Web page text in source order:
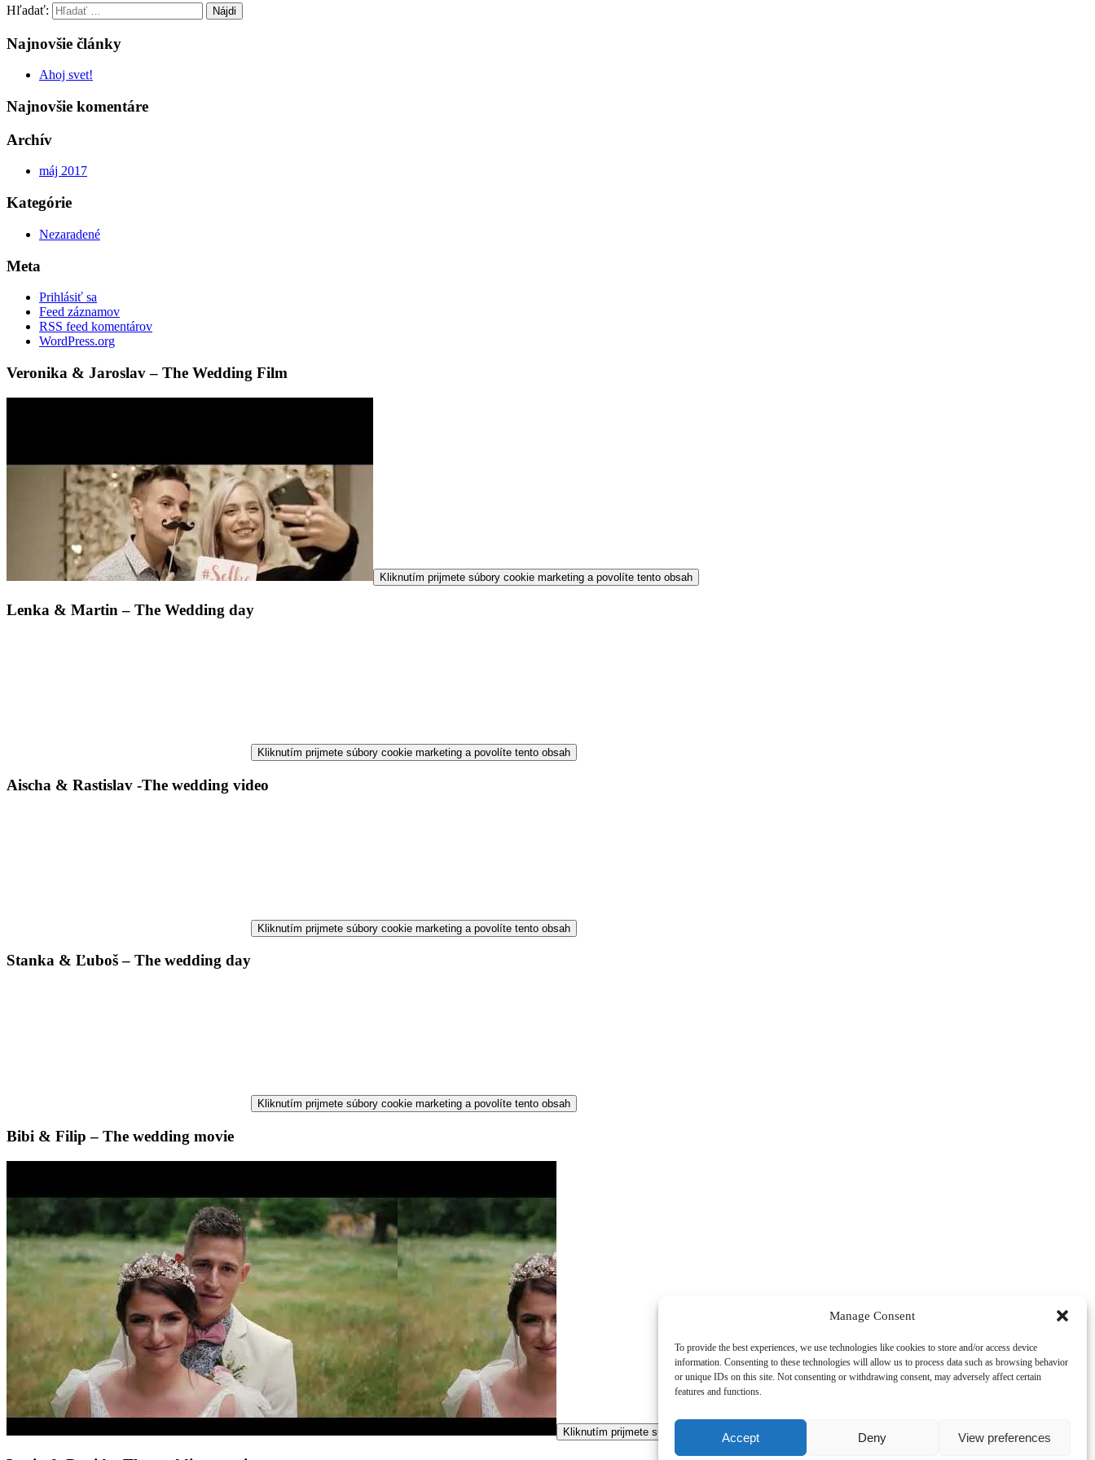
Manage Consent
To provide the best experiences, we use technologies like cookies to store and/or access device
information. Consenting to these technologies will allow us to process data such as browsing behavior
or unique IDs on this site. Not consenting or withdrawing consent, may adversely affect certain
features and functions.
Accept Deny View preferences
Hľadať:
Najnovšie články
Ahoj svet!
Najnovšie komentáre
Archív
máj 2017
Kategórie
Nezaradené
Meta
Prihlásiť sa
Feed záznamov
RSS feed komentárov
WordPress.org
Veronika & Jaroslav – The Wedding Film
Kliknutím prijmete súbory cookie marketing a povolíte tento obsah
Lenka & Martin – The Wedding day
Kliknutím prijmete súbory cookie marketing a povolíte tento obsah
Aischa & Rastislav -The wedding video
Kliknutím prijmete súbory cookie marketing a povolíte tento obsah
Stanka & Ľuboš – The wedding day
Kliknutím prijmete súbory cookie marketing a povolíte tento obsah
Bibi & Filip – The wedding movie
Kliknutím prijmete súbory cookie marketing a povolíte tento obsah